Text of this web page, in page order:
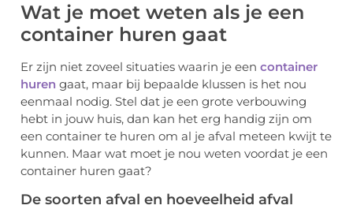
Wat je moet weten als je een
container huren gaat
Er zijn niet zoveel situaties waarin je een container
huren gaat, maar bij bepaalde klussen is het nou
eenmaal nodig. Stel dat je een grote verbouwing
hebt in jouw huis, dan kan het erg handig zijn om
een container te huren om al je afval meteen kwijt te
kunnen. Maar wat moet je nou weten voordat je een
container huren gaat?
De soorten afval en hoeveelheid afval